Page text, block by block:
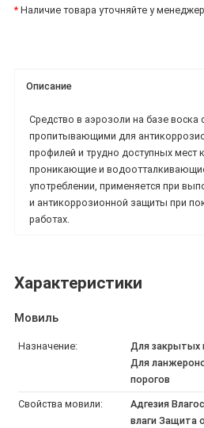
* Наличие товара уточняйте у
Описание
Средство в аэрозоли на базе воска
пропитывающими для
профилей и трудно доступных мест
проникающие и
употреблении, применяется при
и антикоррозионной защиты при
работах.
Характеристики
Мовиль
Назначение:
Для закрытых
Для
порогов
Свойства мовили:
Адгезия
влаги Защита